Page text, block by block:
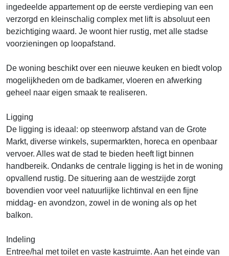
ingedeelde appartement op de eerste verdieping van een
verzorgd en kleinschalig complex met lift is absoluut een
bezichtiging waard. Je woont hier rustig, met alle stadse
voorzieningen op loopafstand.
De woning beschikt over een nieuwe keuken en biedt volop
mogelijkheden om de badkamer, vloeren en afwerking
geheel naar eigen smaak te realiseren.
Ligging
De ligging is ideaal: op steenworp afstand van de Grote
Markt, diverse winkels, supermarkten, horeca en openbaar
vervoer. Alles wat de stad te bieden heeft ligt binnen
handbereik. Ondanks de centrale ligging is het in de woning
opvallend rustig. De situering aan de westzijde zorgt
bovendien voor veel natuurlijke lichtinval en een fijne
middag- en avondzon, zowel in de woning als op het
balkon.
Indeling
Entree/hal met toilet en vaste kastruimte. Aan het einde van